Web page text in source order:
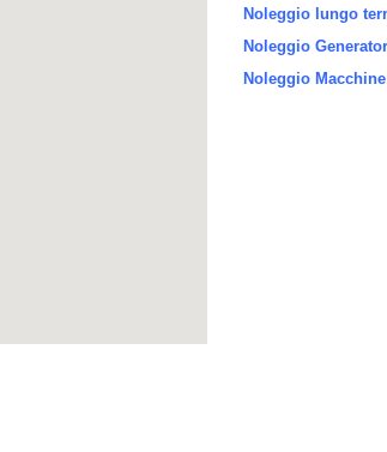
Noleggio lungo
Noleggio
Noleggio